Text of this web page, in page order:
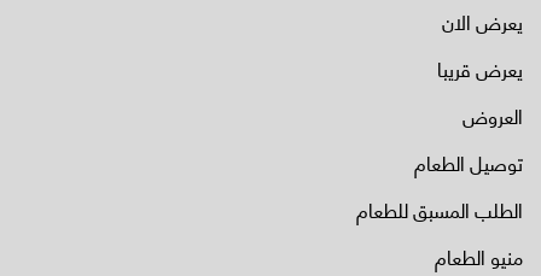
يعرض الان
يعرض قريبا
العروض
توصيل الطعام
الطلب المسبق للطعام
منيو الطعام